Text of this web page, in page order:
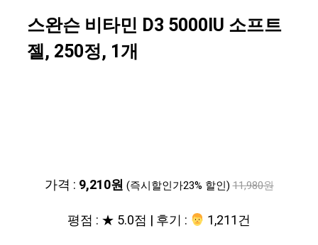
스완슨 비타민 D3 5000IU 소프트
젤, 250정, 1개
가격 : 9,210원 (즉시할인가23% 할인) 11,980원
평점 : ★ 5.0점 | 후기 : ‍‍ 1,211건